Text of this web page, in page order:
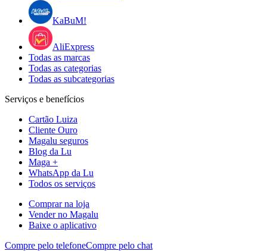
KaBuM!
AliExpress
Todas as marcas
Todas as categorias
Todas as subcategorias
Serviços e benefícios
Cartão Luiza
Cliente Ouro
Magalu seguros
Blog da Lu
Maga +
WhatsApp da Lu
Todos os serviços
Comprar na loja
Vender no Magalu
Baixe o aplicativo
Compre pelo telefoneCompre pelo chat